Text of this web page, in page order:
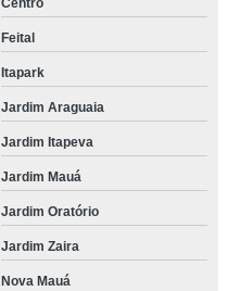
Centro
Feital
Itapark
Jardim Araguaia
Jardim Itapeva
Jardim Mauá
Jardim Oratório
Jardim Zaira
Nova Mauá